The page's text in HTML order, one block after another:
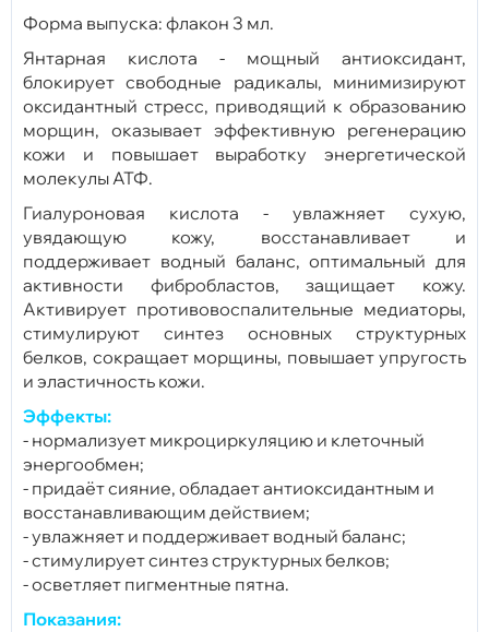
Форма выпуска: флакон 3 мл.
Янтарная кислота - мощный антиоксидант,
блокирует свободные радикалы, минимизируют
оксидантный стресс, приводящий к образованию
морщин, оказывает эффективную регенерацию
кожи и повышает выработку энергетической
молекулы АТФ.
Гиалуроновая кислота - увлажняет сухую,
увядающую кожу, восстанавливает и
поддерживает водный баланс, оптимальный для
активности фибробластов, защищает кожу.
Активирует противовоспалительные медиаторы,
стимулируют синтез основных структурных
белков, сокращает морщины, повышает упругость
и эластичность кожи.
Эффекты:
- нормализует микроциркуляцию и клеточный
энергообмен;
- придаёт сияние, обладает антиоксидантным и
восстанавливающим действием;
- увлажняет и поддерживает водный баланс;
- стимулирует синтез структурных белков;
- осветляет пигментные пятна.
Показания: